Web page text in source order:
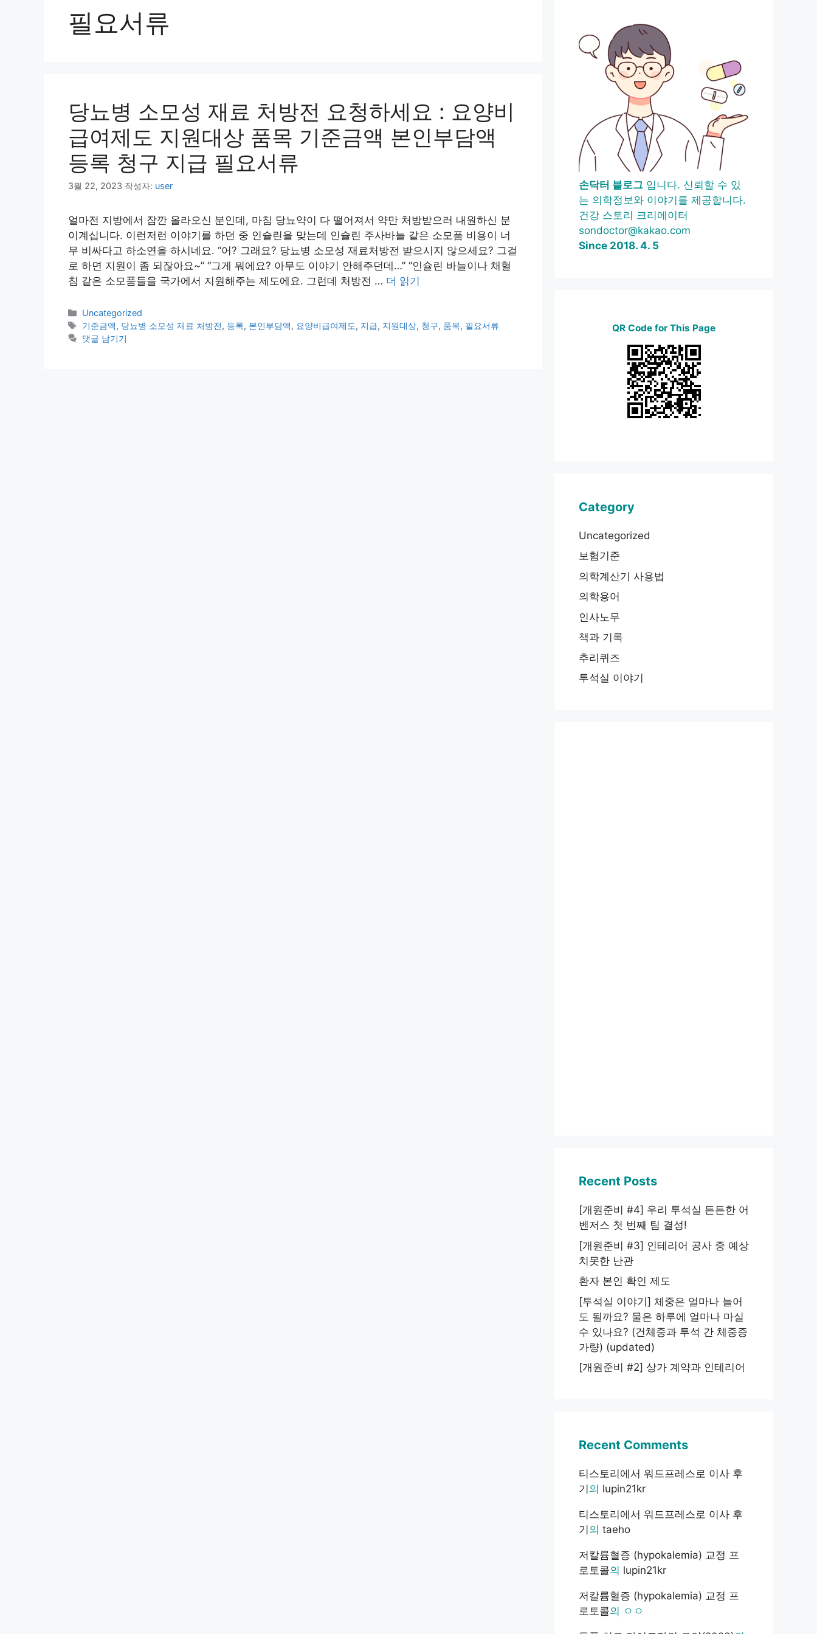
필요서류
당뇨병 소모성 재료 처방전 요청하세요 : 요양비
급여제도 지원대상 품목 기준금액 본인부담액
등록 청구 지급 필요서류
3월 22, 2023 작성자: user
얼마전 지방에서 잠깐 올라오신 분인데, 마침 당뇨약이 다 떨어져서 약만 처방받으러 내원하신 분
이계십니다. 이런저런 이야기를 하던 중 인슐린을 맞는데 인슐린 주사바늘 같은 소모품 비용이 너
무 비싸다고 하소연을 하시네요. “어? 그래요? 당뇨병 소모성 재료처방전 받으시지 않으세요? 그걸
로 하면 지원이 좀 되잖아요~” “그게 뭐에요? 아무도 이야기 안해주던데…” “인슐린 바늘이나 채혈
침 같은 소모품들을 국가에서 지원해주는 제도에요. 그런데 처방전 … 더 읽기
카
테
고
Uncategorized
태
그
기준금액, 당뇨병 소모성 재료 처방전, 등록, 본인부담액, 요양비급여제도, 지급, 지원대상, 청구, 품목, 필요서류
댓글 남기기
손닥터 블로그 입니다. 신뢰할 수 있
는 의학정보와 이야기를 제공합니다.
건강 스토리 크리에이터
sondoctor@kakao.com
Since 2018. 4. 5
QR Code for This Page
Category
Uncategorized
보험기준
의학계산기 사용법
의학용어
인사노무
책과 기록
추리퀴즈
투석실 이야기
Recent Posts
[개원준비 #4] 우리 투석실 든든한 어
벤저스 첫 번째 팀 결성!
[개원준비 #3] 인테리어 공사 중 예상
치못한 난관
환자 본인 확인 제도
[투석실 이야기] 체중은 얼마나 늘어
도 될까요? 물은 하루에 얼마나 마실
수 있나요? (건체중과 투석 간 체중증
가량) (updated)
[개원준비 #2] 상가 계약과 인테리어
Recent Comments
티스토리에서 워드프레스로 이사 후
기 의 lupin21kr
티스토리에서 워드프레스로 이사 후
기 의 taeho
저칼륨혈증 (hypokalemia) 교정 프
로토콜의 lupin21kr
저칼륨혈증 (hypokalemia) 교정 프
로토콜의 ㅇㅇ